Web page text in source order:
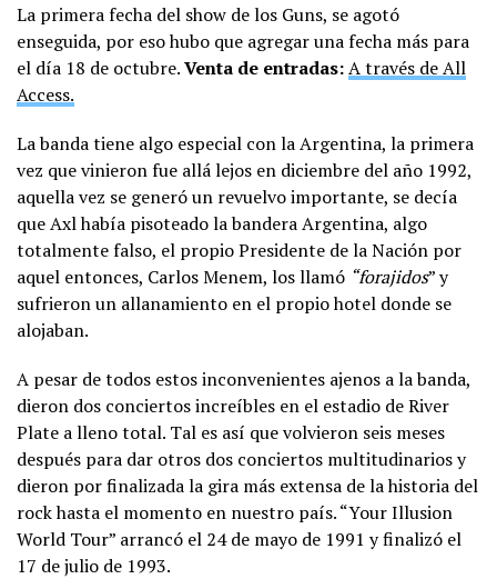
La primera fecha del show de los Guns, se agotó
enseguida, por eso hubo que agregar una fecha más para
el día 18 de octubre.Venta de entradas:A través de All
Access.
La banda tiene algo especial con la Argentina, la primera
vez que vinieron fue allá lejos en diciembre del año 1992,
aquella vez se generó un revuelvo importante, se decía
que Axl había pisoteado la bandera Argentina, algo
totalmente falso, el propio Presidente de la Nación por
aquel entonces, Carlos Menem, los llamó “forajidos” y
sufrieron un allanamiento en el propio hotel donde se
alojaban.
A pesar de todos estos inconvenientes ajenos a la banda,
dieron dos conciertos increíbles en el estadio de River
Plate a lleno total. Tal es así que volvieron seis meses
después para dar otros dos conciertos multitudinarios y
dieron por finalizada la gira más extensa de la historia del
rock hasta el momento en nuestro país. “Your Illusion
World Tour” arrancó el 24 de mayo de 1991 y finalizó el
17 de julio de 1993.